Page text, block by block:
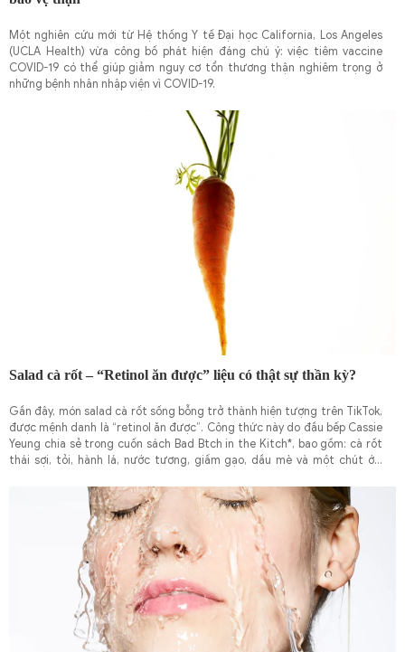
Một nghiên cứu mới từ Hệ thống Y tế Đại học California, Los Angeles
(UCLA Health) vừa công bố phát hiện đáng chú ý: việc tiêm vaccine
COVID-19 có thể giúp giảm nguy cơ tổn thương thận nghiêm trọng ở
những bệnh nhân nhập viện vì COVID-19.
Salad cà rốt – “Retinol ăn được” liệu có thật sự thần kỳ?
Gần đây, món salad cà rốt sống bỗng trở thành hiện tượng trên TikTok,
được mệnh danh là “retinol ăn được”. Công thức này do đầu bếp Cassie
Yeung chia sẻ trong cuốn sách Bad Btch in the Kitch*, bao gồm: cà rốt
thái sợi, tỏi, hành lá, nước tương, giấm gạo, dầu mè và một chút ớt.
cải thiện sức khỏe làn da – từ đó mang lại vẻ ngoài sáng mịn, đều màu
không kém gì retinol bôi ngoài da.